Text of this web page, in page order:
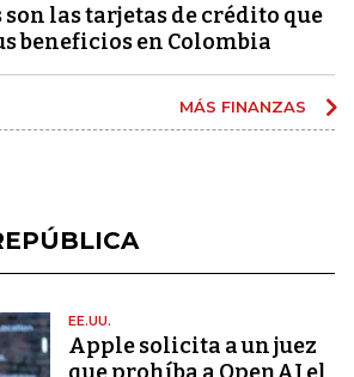
son las tarjetas de crédito que
beneficios en Colombia
MÁS FINANZAS
EE.UU.
Apple solicita a un juez